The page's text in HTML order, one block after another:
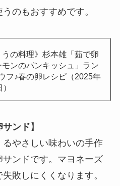
のもおすすめです。
うの料理》杉本雄「茹で卵
モンのパンキッシュ」ラン
フ♪春の卵レシピ（2025年
サンド 】
やさしい味わいの手作
サンドです。マヨネーズ
敗しにくくなります。